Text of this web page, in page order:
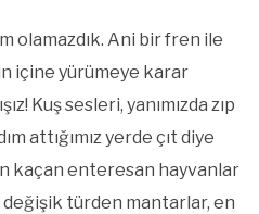
olamazdık. Ani bir fren ile
içine yürümeye karar
Kuş sesleri, yanımızda zıp
attığımız yerde çıt diye
kaçan enteresan hayvanlar
değişik türden mantarlar, en